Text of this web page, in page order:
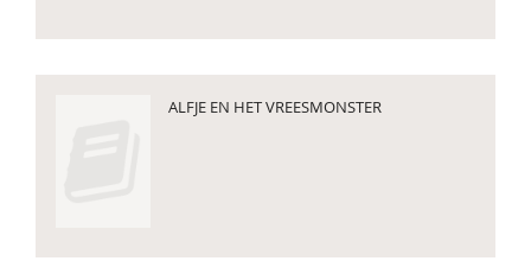
ALFJE EN HET VREESMONSTER